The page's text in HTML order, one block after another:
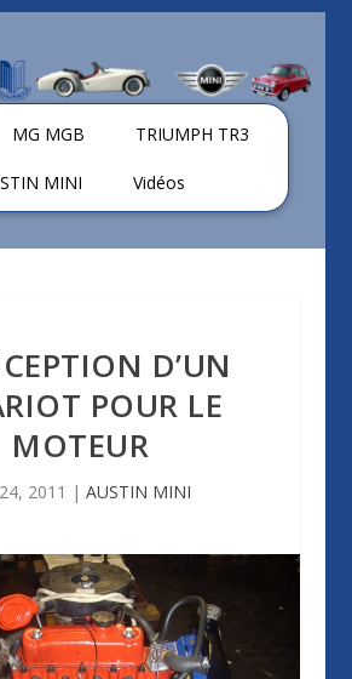
MG MGB TRIUMPH TR3
MINI Vidéos
D’UN
POUR LE
MOTEUR
2011 |AUSTIN MINI